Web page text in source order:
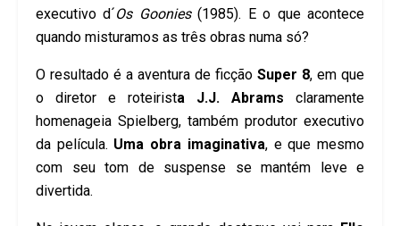
executivo d´Os Goonies(1985). E o que acontece
quando misturamos as três obras numa só?
O resultado é a aventura de ficção Super 8, em que
o diretor e roteirista J.J. Abrams claramente
homenageia Spielberg, também produtor executivo
da película. Uma obra imaginativa, e que mesmo
com seu tom de suspense se mantém leve e
divertida.